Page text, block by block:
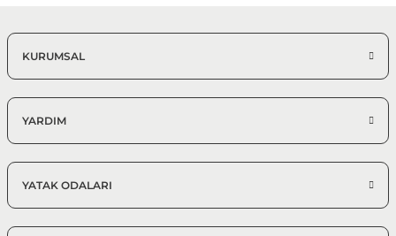
KURUMSAL
YARDIM
YATAK ODALARI